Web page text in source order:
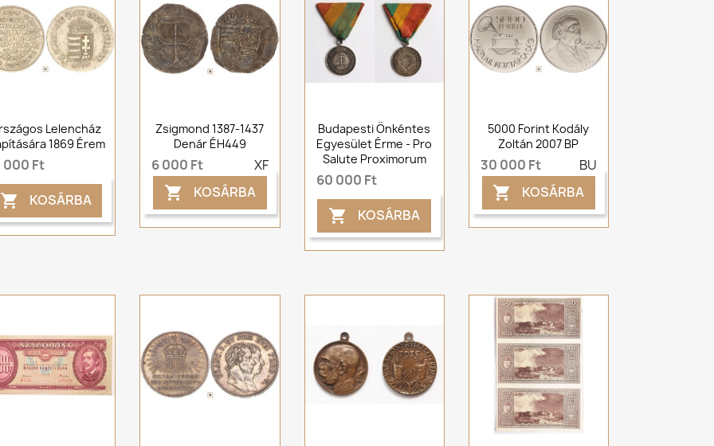
Lelencház
1869 Érem
000 Ft
 KOSÁRBA
Zsigmond 1387-1437
Denár ÉH449
6 000 Ft XF
 KOSÁRBA
Budapesti Önkéntes
Egyesület Érme - Pro
Salute Proximorum
60 000 Ft
 KOSÁRBA
5000 Forint Kodály
Zoltán 2007 BP
30 000 Ft BU
 KOSÁRBA